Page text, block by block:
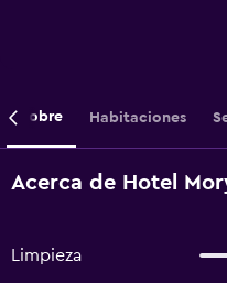
Sobre Habitaciones
Acerca de Hotel
Limpieza